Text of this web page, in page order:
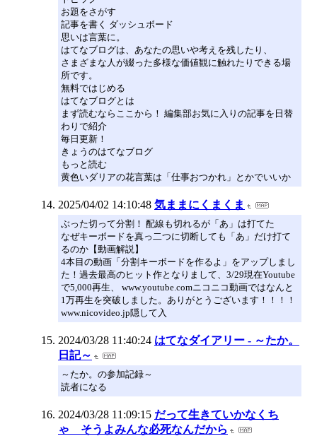
お題をさがす
記事を書く ダッシュボード
思いは言葉に。
はてなブログは、あなたの思いや考えを残したり、
さまざまな人が綴った多様な価値観に触れたりできる場
所です。
無料ではじめる
はてなブログとは
まず読むならここから！ 編集部お気に入りの記事を日替
わりで紹介
毎日更新！
きょうのはてなブログ
もっと読む
黄色いダリアの花言葉は「仕事おつかれ」とかでいいか
2025/04/02 14:10:48 気ままにくまくま
ぶった切って分割！ 配線も切れるが「あ」は打てた
なぜキーボードを真っ二つに切断しても「あ」だけ打て
るのか【動画解説】
4本目の動画「分割キーボードを作るよ」をアップしまし
た！過去最高のヒット作となりまして、3/29現在Youtube
で5,000再生、 www.youtube.comニコニコ動画ではなんと
1万再生を突破しました。ありがとうございます！！！！
www.nicovideo.jp隠して入
2024/03/28 11:40:24 はてなダイアリー - ～たか。
日記～
～たか。の参加記録～
読者になる
2024/03/28 11:09:15 だって生きていかなくち
ゃ そうよみんな必死なんだから